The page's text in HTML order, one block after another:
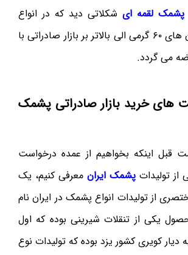
پشمک لقمه ای شکلاتی دید که در انواع
گوناگون چون وزن های ۶۰ گرمی الی بالاتر بر بازار صادراتی با
می گردد.
های خرید بازار صادراتی پشمک
قبل اینکه بخواهیم از عمده درخواست
از تولیدات پشمک ایران معرفی کنیم، یک
از تولیدات انواع پشمک در ایران نام
یکی از تنقلات شیرینی بوده که اول
دیار کویری کشور یزد بوده که تولیدات نوع